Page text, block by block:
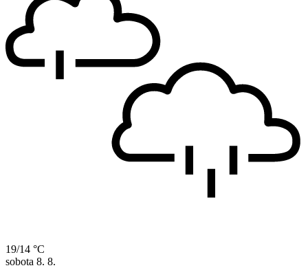
19/14 °C
sobota 8. 8.